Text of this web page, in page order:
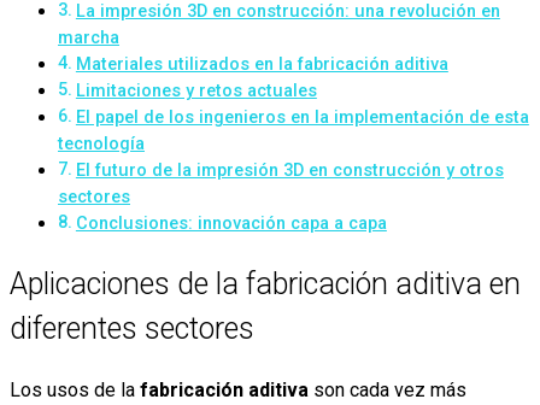
La impresión 3D en construcción: una revolución en
marcha
Materiales utilizados en la fabricación aditiva
Limitaciones y retos actuales
El papel de los ingenieros en la implementación de esta
tecnología
El futuro de la impresión 3D en construcción y otros
sectores
Conclusiones: innovación capa a capa
Aplicaciones de la fabricación aditiva en
diferentes sectores
Los usos de la fabricación aditiva son cada vez más